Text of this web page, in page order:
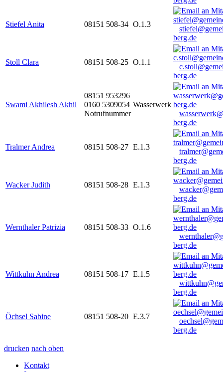
Stiefel Anita 08151 508-34 O.1.3
berg.de
Stoll Clara 08151 508-25 O.1.1
berg.de
Swami Akhilesh Akhil
08151 953296
0160 5309054
Notrufnummer
Wasserwerk
berg.de
Tralmer Andrea 08151 508-27 E.1.3
berg.de
Wacker Judith 08151 508-28 E.1.3
berg.de
Wernthaler Patrizia 08151 508-33 O.1.6
berg.de
Wittkuhn Andrea 08151 508-17 E.1.5
berg.de
Öchsel Sabine 08151 508-20 E.3.7
berg.de
drucken nach oben
Kontakt